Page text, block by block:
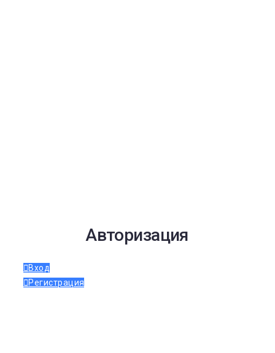
Авторизация
Вход
Регистрация